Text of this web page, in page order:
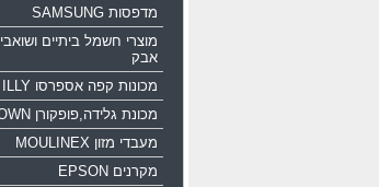
מדפסות SAMSUNG
מוצרי חשמל ביתיים ושואבי
אבק
מכונות קפה אספרסו ILLY
מכונת גלידה,פופקורן CROWN
מעבדי מזון MOULINEX
מקרנים EPSON